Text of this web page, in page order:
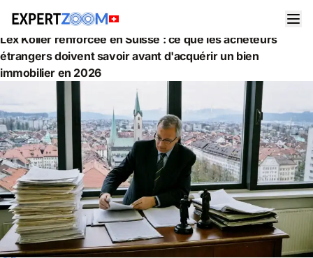
Actualités
Juridique
Lex Koller renforcée en Suisse : ce que les acheteurs
étrangers doivent savoir avant d'acquérir un bien
immobilier en 2026